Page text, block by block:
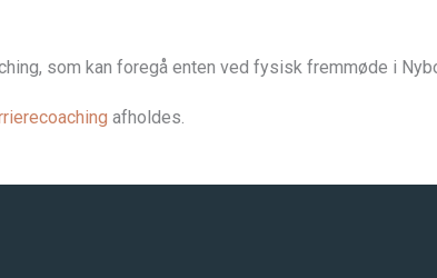
som kan foregå enten ved fysisk fremmøde i
afholdes.